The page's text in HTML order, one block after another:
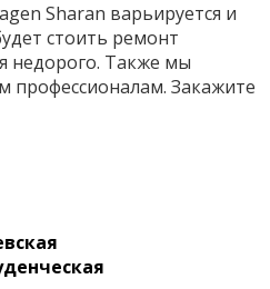
Sharan варьируется и
стоить ремонт
недорого. Также мы
Закажите